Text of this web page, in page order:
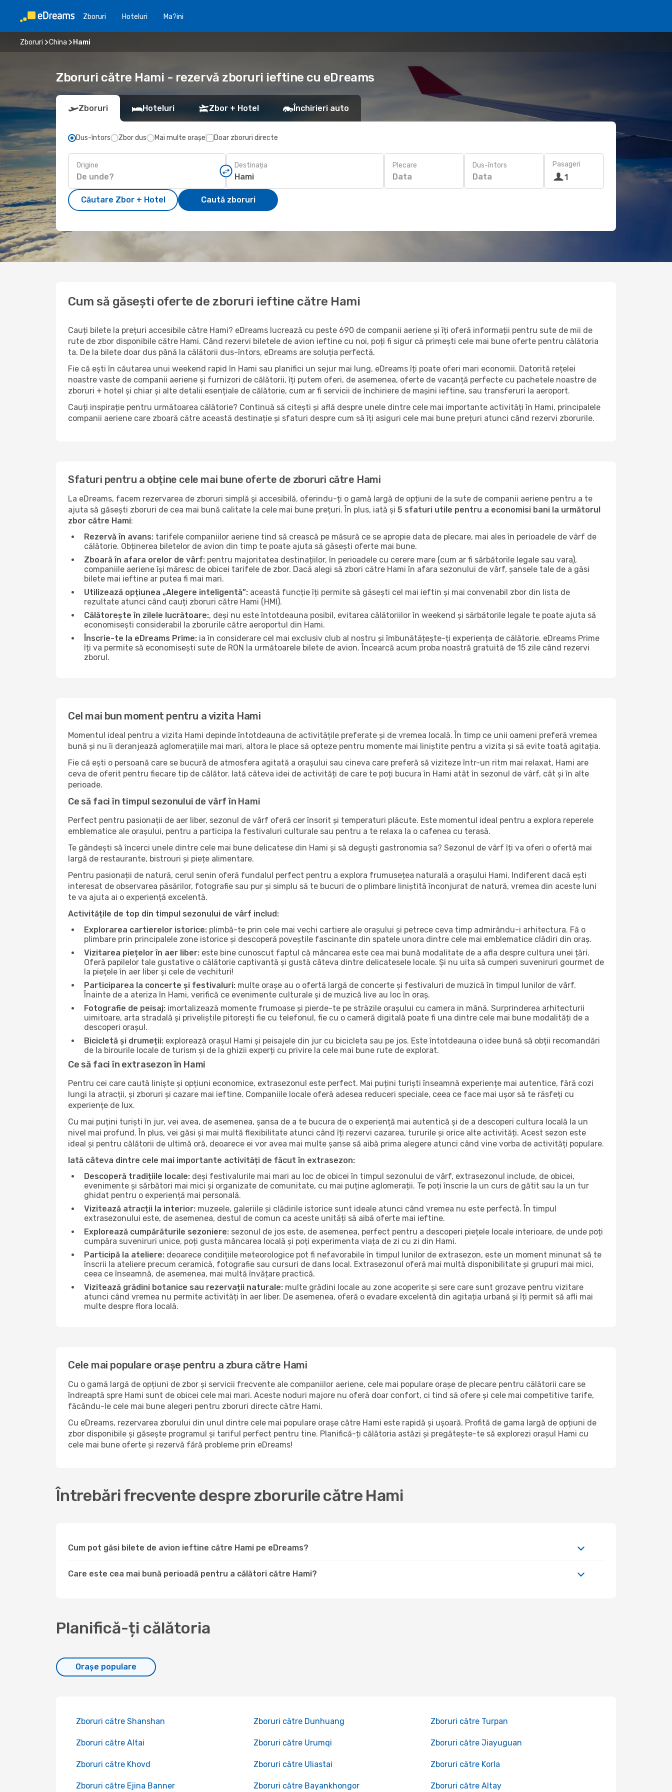
Zboruri Hoteluri Ma?ini
Zboruri China Hami
Zboruri către Hami - rezervă zboruri ieftine cu eDreams
Zboruri Hoteluri Zbor + Hotel Închirieri auto
Dus-întors Zbor dus Mai multe orașe Doar zboruri directe
Origine Destinația Plecare
Data
Dus-întors
Data
Pasageri
1
Căutare Zbor + Hotel Caută zboruri
Cum să găsești oferte de zboruri ieftine către Hami
Cauți bilete la prețuri accesibile către Hami? eDreams lucrează cu peste 690 de companii aeriene și îți oferă informații pentru sute de mii de
rute de zbor disponibile către Hami. Când rezervi biletele de avion ieftine cu noi, poți fi sigur că primești cele mai bune oferte pentru călătoria
ta. De la bilete doar dus până la călătorii dus-întors, eDreams are soluția perfectă.
Fie că ești în căutarea unui weekend rapid în Hami sau planifici un sejur mai lung, eDreams îți poate oferi mari economii. Datorită rețelei
noastre vaste de companii aeriene și furnizori de călătorii, îți putem oferi, de asemenea, oferte de vacanță perfecte cu pachetele noastre de
zboruri + hotel și chiar și alte detalii esențiale de călătorie, cum ar fi servicii de închiriere de mașini ieftine, sau transferuri la aeroport.
Cauți inspirație pentru următoarea călătorie? Continuă să citești și află despre unele dintre cele mai importante activități în Hami, principalele
companii aeriene care zboară către această destinație și sfaturi despre cum să îți asiguri cele mai bune prețuri atunci când rezervi zborurile.
Sfaturi pentru a obține cele mai bune oferte de zboruri către Hami
La eDreams, facem rezervarea de zboruri simplă și accesibilă, oferindu-ți o gamă largă de opțiuni de la sute de companii aeriene pentru a te
ajuta să găsești zboruri de cea mai bună calitate la cele mai bune prețuri. În plus, iată și 5 sfaturi utile pentru a economisi bani la următorul
zbor către Hami:
Rezervă în avans: tarifele companiilor aeriene tind să crească pe măsură ce se apropie data de plecare, mai ales în perioadele de vârf de
călătorie. Obținerea biletelor de avion din timp te poate ajuta să găsești oferte mai bune.
Zboară în afara orelor de vârf: pentru majoritatea destinațiilor, în perioadele cu cerere mare (cum ar fi sărbătorile legale sau vara),
companiile aeriene își măresc de obicei tarifele de zbor. Dacă alegi să zbori către Hami în afara sezonului de vârf, șansele tale de a găsi
bilete mai ieftine ar putea fi mai mari.
Utilizează opțiunea „Alegere inteligentă”: această funcție îți permite să găsești cel mai ieftin și mai convenabil zbor din lista de
rezultate atunci când cauți zboruri către Hami (HMI).
Călătorește în zilele lucrătoare:, deși nu este întotdeauna posibil, evitarea călătoriilor în weekend și sărbătorile legale te poate ajuta să
economisești considerabil la zborurile către aeroportul din Hami.
Înscrie-te la eDreams Prime: ia în considerare cel mai exclusiv club al nostru și îmbunătățește-ți experiența de călătorie. eDreams Prime
îți va permite să economisești sute de RON la următoarele bilete de avion. Încearcă acum proba noastră gratuită de 15 zile când rezervi
zborul.
Cel mai bun moment pentru a vizita Hami
Momentul ideal pentru a vizita Hami depinde întotdeauna de activitățile preferate și de vremea locală. În timp ce unii oameni preferă vremea
bună și nu îi deranjează aglomerațiile mai mari, altora le place să opteze pentru momente mai liniștite pentru a vizita și să evite toată agitația.
Fie că ești o persoană care se bucură de atmosfera agitată a orașului sau cineva care preferă să viziteze într-un ritm mai relaxat, Hami are
ceva de oferit pentru fiecare tip de călător. Iată câteva idei de activități de care te poți bucura în Hami atât în ​​sezonul de vârf, cât și în alte
perioade.
Ce să faci în timpul sezonului de vârf în Hami
Perfect pentru pasionații de aer liber, sezonul de vârf oferă cer însorit și temperaturi plăcute. Este momentul ideal pentru a explora reperele
emblematice ale orașului, pentru a participa la festivaluri culturale sau pentru a te relaxa la o cafenea cu terasă.
Te gândești să încerci unele dintre cele mai bune delicatese din Hami și să deguști gastronomia sa? Sezonul de vârf îți va oferi o ofertă mai
largă de restaurante, bistrouri și piețe alimentare.
Pentru pasionații de natură, cerul senin oferă fundalul perfect pentru a explora frumusețea naturală a orașului Hami. Indiferent dacă ești
interesat de observarea păsărilor, fotografie sau pur și simplu să te bucuri de o plimbare liniștită înconjurat de natură, vremea din aceste luni
te va ajuta ai o experiență excelentă.
Activitățile de top din timpul sezonului de vârf includ:
Explorarea cartierelor istorice: plimbă-te prin cele mai vechi cartiere ale orașului și petrece ceva timp admirându-i arhitectura. Fă o
plimbare prin principalele zone istorice și descoperă poveștile fascinante din spatele unora dintre cele mai emblematice clădiri din oraș.
Vizitarea piețelor în aer liber: este bine cunoscut faptul că mâncarea este cea mai bună modalitate de a afla despre cultura unei țări.
Oferă papilelor tale gustative o călătorie captivantă și gustă câteva dintre delicatesele locale. Și nu uita să cumperi suveniruri gourmet de
la piețele în aer liber și cele de vechituri!
Participarea la concerte și festivaluri: multe orașe au o ofertă largă de concerte și festivaluri de muzică în timpul lunilor de vârf.
Înainte de a ateriza în Hami, verifică ce evenimente culturale și de muzică live au loc în oraș.
Fotografie de peisaj: imortalizează momente frumoase și pierde-te pe străzile orașului cu camera in mână. Surprinderea arhitecturii
uimitoare, arta stradală și priveliștile pitorești fie cu telefonul, fie cu o cameră digitală poate fi una dintre cele mai bune modalități de a
descoperi orașul.
Bicicletă și drumeții: explorează orașul Hami și peisajele din jur cu bicicleta sau pe jos. Este întotdeauna o idee bună să obții recomandări
de la birourile locale de turism și de la ghizii experți cu privire la cele mai bune rute de explorat.
Ce să faci în extrasezon în Hami
Pentru cei care caută liniște și opțiuni economice, extrasezonul este perfect. Mai puțini turiști înseamnă experiențe mai autentice, fără cozi
lungi la atracții, și zboruri și cazare mai ieftine. Companiile locale oferă adesea reduceri speciale, ceea ce face mai ușor să te răsfeți cu
experiențe de lux.
Cu mai puțini turiști în jur, vei avea, de asemenea, șansa de a te bucura de o experiență mai autentică și de a descoperi cultura locală la un
nivel mai profund. În plus, vei găsi și mai multă flexibilitate atunci când îți rezervi cazarea, tururile și orice alte activități. Acest sezon este
ideal și pentru călătorii de ultimă oră, deoarece ei vor avea mai multe șanse să aibă prima alegere atunci când vine vorba de activități populare.
Iată câteva dintre cele mai importante activități de făcut în extrasezon:
Descoperă tradițiile locale: deși festivalurile mai mari au loc de obicei în timpul sezonului de vârf, extrasezonul include, de obicei,
evenimente și sărbători mai mici și organizate de comunitate, cu mai puține aglomerații. Te poți înscrie la un curs de gătit sau la un tur
ghidat pentru o experiență mai personală.
Vizitează atracții la interior: muzeele, galeriile și clădirile istorice sunt ideale atunci când vremea nu este perfectă. În timpul
extrasezonului este, de asemenea, destul de comun ca aceste unități să aibă oferte mai ieftine.
Explorează cumpărăturile sezoniere: sezonul de jos este, de asemenea, perfect pentru a descoperi piețele locale interioare, de unde poți
cumpăra suveniruri unice, poți gusta mâncarea locală și poți experimenta viața de zi cu zi din Hami.
Participă la ateliere: deoarece condițiile meteorologice pot fi nefavorabile în timpul lunilor de extrasezon, este un moment minunat să te
înscrii la ateliere precum ceramică, fotografie sau cursuri de dans local. Extrasezonul oferă mai multă disponibilitate și grupuri mai mici,
ceea ce înseamnă, de asemenea, mai multă învățare practică.
Vizitează grădini botanice sau rezervații naturale: multe grădini locale au zone acoperite și sere care sunt grozave pentru vizitare
atunci când vremea nu permite activități în aer liber. De asemenea, oferă o evadare excelentă din agitația urbană și îți permit să afli mai
multe despre flora locală.
Cele mai populare orașe pentru a zbura către Hami
Cu o gamă largă de opțiuni de zbor și servicii frecvente ale companiilor aeriene, cele mai populare orașe de plecare pentru călătorii care se
îndreaptă spre Hami sunt de obicei cele mai mari. Aceste noduri majore nu oferă doar confort, ci tind să ofere și cele mai competitive tarife,
făcându-le cele mai bune alegeri pentru zboruri directe către Hami.
Cu eDreams, rezervarea zborului din unul dintre cele mai populare orașe către Hami este rapidă și ușoară. Profită de gama largă de opțiuni de
zbor disponibile și găsește programul și tariful perfect pentru tine. Planifică-ți călătoria astăzi și pregătește-te să explorezi orașul Hami cu
cele mai bune oferte și rezervă fără probleme prin eDreams!
Întrebări frecvente despre zborurile către Hami
Cum pot găsi bilete de avion ieftine către Hami pe eDreams?
Care este cea mai bună perioadă pentru a călători către Hami?
Planifică-ți călătoria
Orașe populare
Zboruri către Shanshan Zboruri către Dunhuang Zboruri către Turpan
Zboruri către Altai Zboruri către Urumqi Zboruri către Jiayuguan
Zboruri către Khovd Zboruri către Uliastai Zboruri către Korla
Zboruri către Ejina Banner Zboruri către Bayankhongor Zboruri către Altay